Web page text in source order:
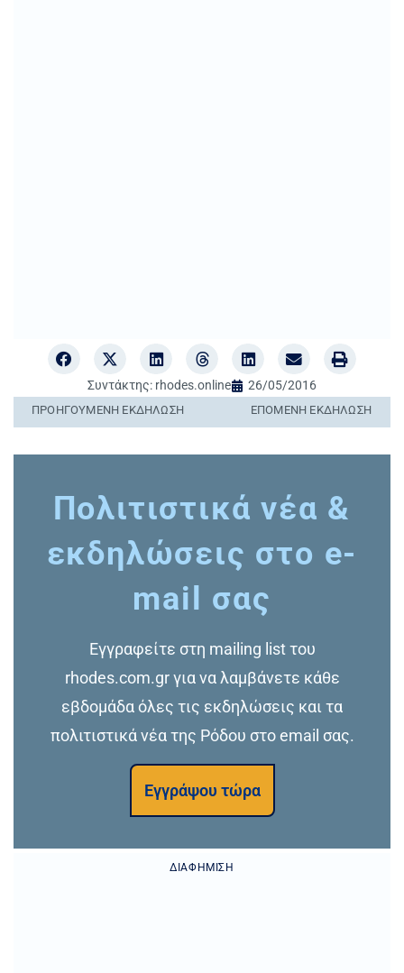
Συντάκτης: rhodes.online 26/05/2016
ΠΡΟΗΓΟΎΜΕΝΗ ΕΚΔΉΛΩΣΗ ΕΠΌΜΕΝΗ ΕΚΔΉΛΩΣΗ
Πολιτιστικά νέα &
εκδηλώσεις στο e-
mail σας
Εγγραφείτε στη mailing list του
rhodes.com.gr για να λαμβάνετε κάθε
εβδομάδα όλες τις εκδηλώσεις και τα
πολιτιστικά νέα της Ρόδου στο email σας.
Εγγράψου τώρα
ΔΙΑΦΉΜΙΣΗ